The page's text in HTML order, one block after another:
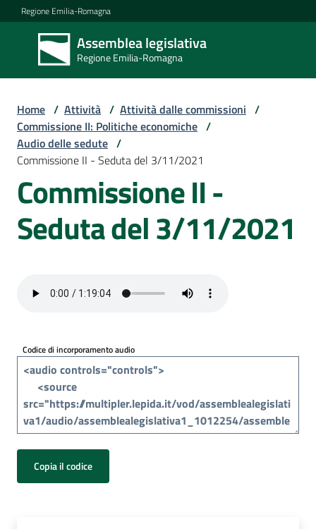
Vai al contenuto
Vai alla navigazione
Vai al footer
Regione Emilia-Romagna
Assemblea legislativa
Regione Emilia-Romagna
Assemblea
legislativa
Regione Emilia-
Assemblea
Attività
media
cittadini
Home / Attività / Attività dalle commissioni /
Commissione II: Politiche economiche /
Audio delle sedute /
Commissione II - Seduta del 3/11/2021
Commissione II -
Seduta del 3/11/2021
Codice di incorporamento audio
Copia il codice